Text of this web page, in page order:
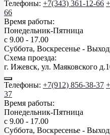
Телефоны: +7(343) 361-12-66
66
Время работы:
Понедельник-Пятница
с 9.00 - 17.00
Суббота, Воскресенье -
Схема проезда:
г. Ижевск, ул. Маяковского
Телефоны: +7(912) 856-38-37
37
Время работы:
Понедельник-Пятница
с 9.00 - 17.00
Суббота, Воскресенье -